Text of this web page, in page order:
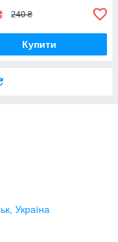
240 ₴
Купити
Україна